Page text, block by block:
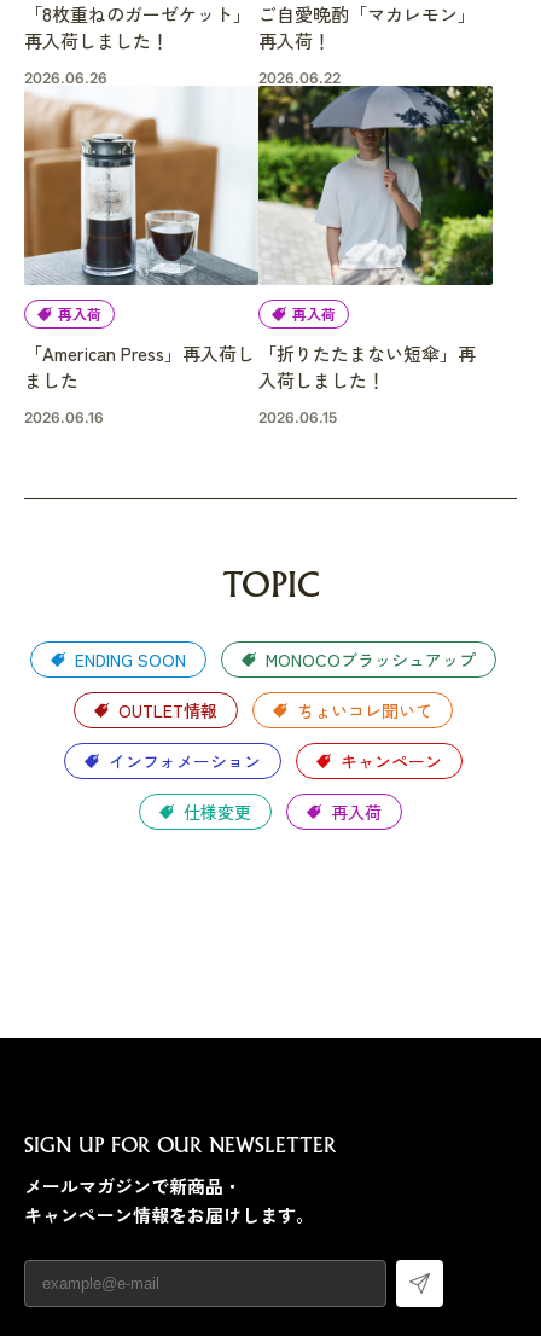
「8枚重ねのガーゼケット」
再入荷しました！
2026.06.26
ご自愛晩酌「マカレモン」
再入荷！
2026.06.22
再入荷
「American Press」再入荷し
ました
2026.06.16
再入荷
「折りたたまない短傘」再
入荷しました！
2026.06.15
TOPIC
ENDING SOON MONOCOブラッシュアップ
OUTLET情報 ちょいコレ聞いて
インフォメーション キャンペーン
仕様変更 再入荷
SIGN UP FOR OUR NEWSLETTER
メールマガジンで新商品・
キャンペーン情報をお届けします。